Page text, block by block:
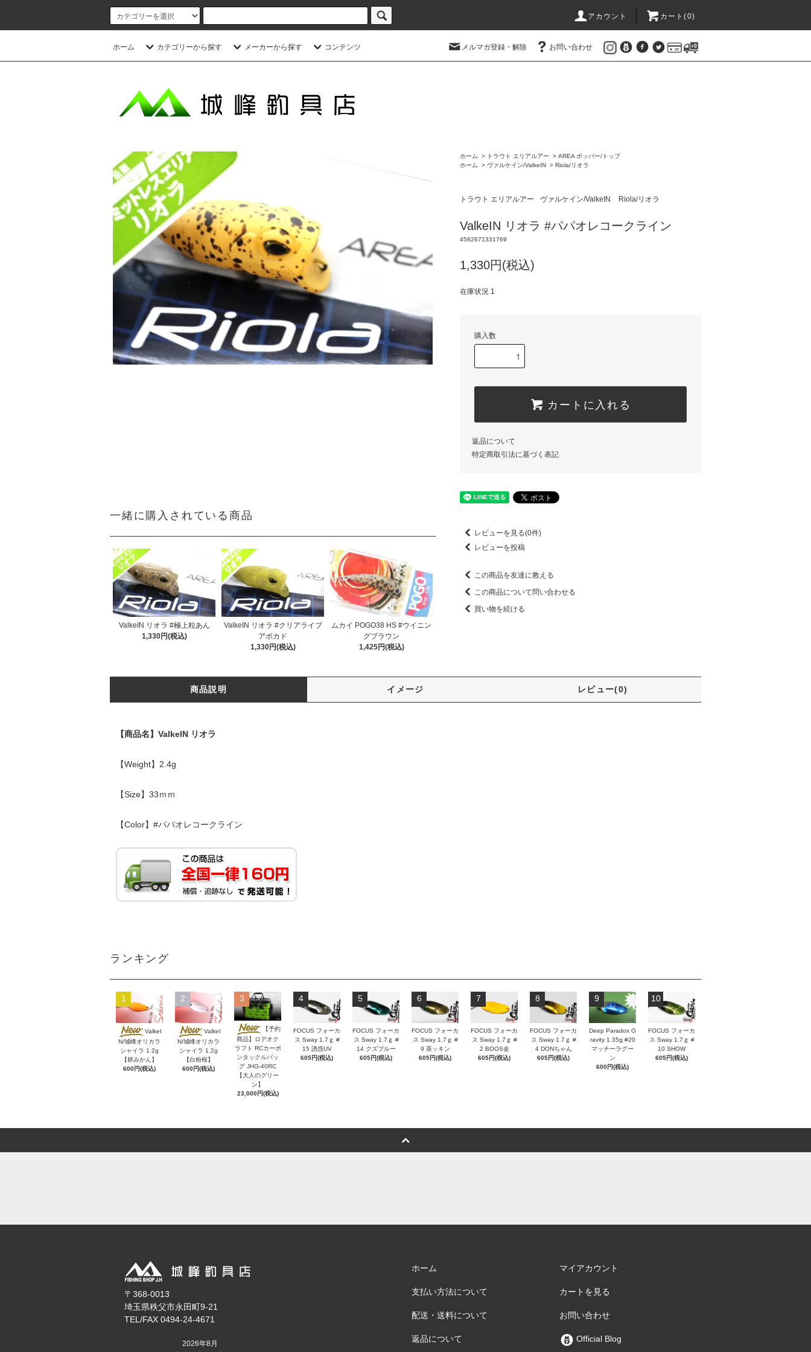
アカウント カート(0)
ホーム カテゴリーから探す メーカーから探す コンテンツ メルマガ登録・解除 お問い合わせ
一緒に購入されている商品
ValkeIN リオラ #極上粒あん
1,330円(税込)
ValkeIN リオラ #クリアライブ
アボカド
1,330円(税込)
ムカイ POGO38 HS #ウイニン
グブラウン
1,425円(税込)
ホーム > トラウト エリアルアー > AREA ポッパー/トップ
ホーム
> ヴァルケイン/ValkeIN > Riola/リオラ
トラウト エリアルアー ヴァルケイン/ValkeIN Riola/リオラ
ValkeIN リオラ #パパオレコークライン
4582671331769
1,330円(税込)
在庫状況 1
購入数
カートに入れる
返品について
特定商取引法に基づく表記
レビューを見る(0件)
レビューを投稿
この商品を友達に教える
この商品について問い合わせる
買い物を続ける
商品説明 イメージ レビュー(0)
【商品名】ValkeIN リオラ
【Weight】2.4g
【Size】33ｍｍ
【Color】#パパオレコークライン
ランキング
1
ValkeI
N/城峰オリカラ
シャイラ 1.2g
【耕みかん】
600円(税込)
2
ValkeI
N/城峰オリカラ
シャイラ 1.2g
【白粉桜】
600円(税込)
3
【予約
商品】ロデオク
ラフト RCカーボ
ンタックルバッ
グ JHG-40RC
【大人のグリー
ン】
23,000円(税込)
4
FOCUS フォーカ
ス Sway 1.7ｇ #
15 誘惑UV
605円(税込)
5
FOCUS フォーカ
ス Sway 1.7ｇ #
14 クズブルー
605円(税込)
6
FOCUS フォーカ
ス Sway 1.7ｇ #
9 茶ッキン
605円(税込)
7
FOCUS フォーカ
ス Sway 1.7ｇ #
2 BOOS金
605円(税込)
8
FOCUS フォーカ
ス Sway 1.7ｇ #
4 DONちゃん
605円(税込)
9
Deep Paradox G
ravity 1.35g #20
マッチーラグー
ン
600円(税込)
10
FOCUS フォーカ
ス Sway 1.7ｇ #
10 SHOW
605円(税込)
〒368-0013
埼玉県秩父市永田町9-21
TEL/FAX 0494-24-4671
2026年8月
ホーム
支払い方法について
配送・送料について
返品について
マイアカウント
カートを見る
お問い合わせ
Official Blog